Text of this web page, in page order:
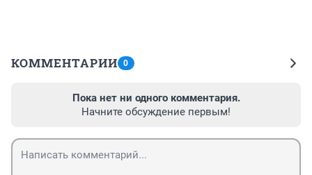
КОММЕНТАРИИ 0
Пока нет ни одного комментария.
Начните обсуждение первым!